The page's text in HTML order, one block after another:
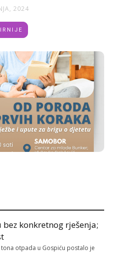
2024
konkretnog rješenja;
otpada u Gospiću postalo je